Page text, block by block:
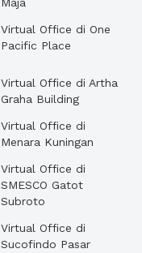
Virtual Office di One
Pacific Place
Virtual Office di Artha
Graha Building
Virtual Office di
Menara Kuningan
Virtual Office di
SMESCO Gatot
Subroto
Virtual Office di
Sucofindo Pasar